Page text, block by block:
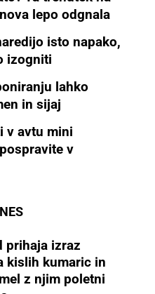
lepo odgnala
isto napako,
izogniti
lahko
in sijaj
v avtu mini
v
prihaja izraz
kislih kumaric in
z njim poletni